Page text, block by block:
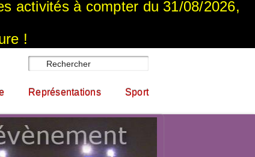
activités à compter du 31/08/2026,
!
Représentations Sport